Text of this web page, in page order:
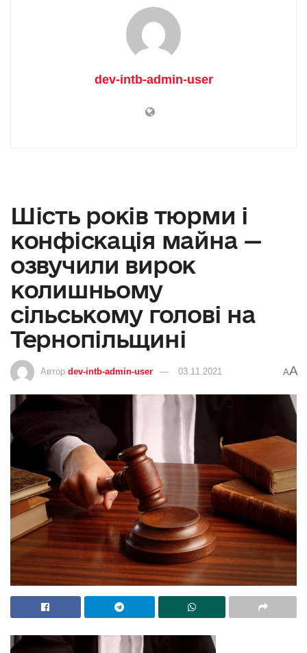
dev-intb-admin-user
Шість років тюрми і
конфіскація майна —
озвучили вирок
колишньому
сільському голові на
Тернопільщині
Автор dev-intb-admin-user 03.11.2021 AA